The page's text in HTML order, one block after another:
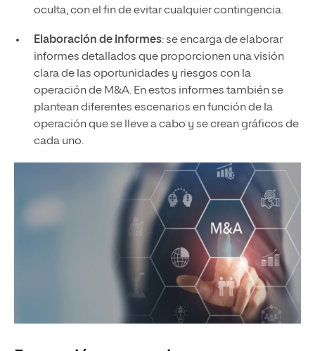
oculta, con el fin de evitar cualquier contingencia.
Elaboración de informes: se encarga de elaborar
informes detallados que proporcionen una visión
clara de las oportunidades y riesgos con la
operación de M&A. En estos informes también se
plantean diferentes escenarios en función de la
operación que se lleve a cabo y se crean gráficos de
cada uno.